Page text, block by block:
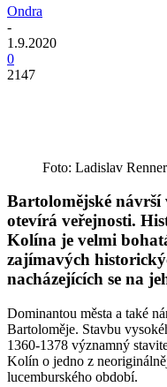
Ondra
-
1.9.2020
0
2147
Foto: Ladislav Renner
Bartolomějské
otevírá veřejnosti.
Kolína je velmi
zajímavých
nacházejících se na
Dominantou města a také
Bartoloměje. Stavbu
1360-1378 významný
Kolín o jedno z
lucemburského období.